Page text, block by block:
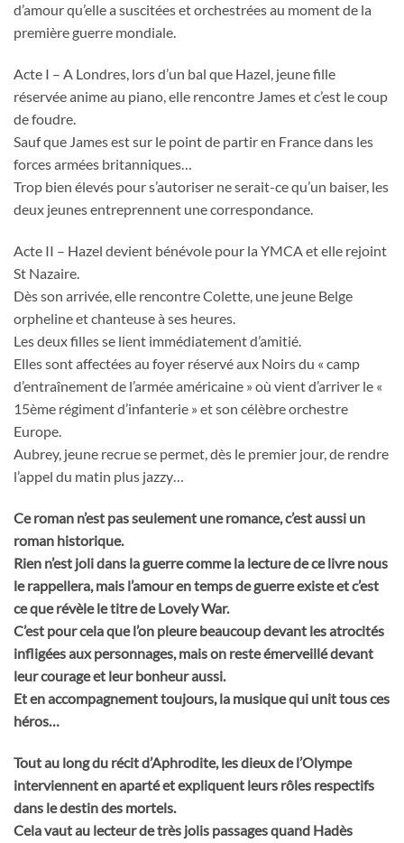
d’amour qu’elle a suscitées et orchestrées au moment de la
première guerre mondiale.
Acte I – A Londres, lors d’un bal que Hazel, jeune fille
réservée anime au piano, elle rencontre James et c’est le coup
de foudre.
Sauf que James est sur le point de partir en France dans les
forces armées britanniques…
Trop bien élevés pour s’autoriser ne serait-ce qu’un baiser, les
deux jeunes entreprennent une correspondance.
Acte II – Hazel devient bénévole pour la YMCA et elle rejoint
St Nazaire.
Dès son arrivée, elle rencontre Colette, une jeune Belge
orpheline et chanteuse à ses heures.
Les deux filles se lient immédiatement d’amitié.
Elles sont affectées au foyer réservé aux Noirs du « camp
d’entraînement de l’armée américaine » où vient d’arriver le «
15ème régiment d’infanterie » et son célèbre orchestre
Europe.
Aubrey, jeune recrue se permet, dès le premier jour, de rendre
l’appel du matin plus jazzy…
Ce roman n’est pas seulement une romance, c’est aussi un
roman historique.
Rien n’est joli dans la guerre comme la lecture de ce livre nous
le rappellera, mais l’amour en temps de guerre existe et c’est
ce que révèle le titre de Lovely War.
C’est pour cela que l’on pleure beaucoup devant les atrocités
infligées aux personnages, mais on reste émerveillé devant
leur courage et leur bonheur aussi.
Et en accompagnement toujours, la musique qui unit tous ces
héros…
Tout au long du récit d’Aphrodite, les dieux de l’Olympe
interviennent en aparté et expliquent leurs rôles respectifs
dans le destin des mortels.
Cela vaut au lecteur de très jolis passages quand Hadès